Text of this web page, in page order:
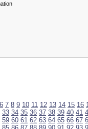
6 7 8 9 10 11 12 13 14 15 16
33 34 35 36 37 38 39 40 41
59 60 61 62 63 64 65 66 67